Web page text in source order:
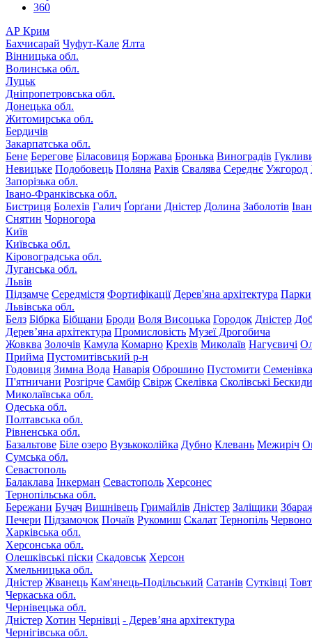
360
АР Крим
Бахчисарай Чуфут-Кале Ялта
Вінницька обл.
Волинська обл.
Луцьк
Дніпропетровська обл.
Донецька обл.
Житомирська обл.
Бердичів
Закарпатська обл.
Бене Берегове Біласовиця Боржава Бронька Виноградів
Невицьке Подобовець Поляна Рахів Свалява Середнє Ужгород
Запорізька обл.
Івано-Франківська обл.
Бистриця Болехів Галич Ґорґани Дністер Долина Заболотів
Снятин Чорногора
Київ
Київська обл.
Кіровоградська обл.
Луганська обл.
Львів
Підзамче Середмістя Фортифікації Дерев'яна архітектура Парки
Львівська обл.
Белз Бібрка Бібщани Броди Воля Висоцька Городок Дністер
Дерев’яна архітектура Промисловість Музеї Дрогобича
Жовква Золочів Камула Комарно Крехів Миколаїв Нагуєвичі
Прийма Пустомитівський р-н
Годовиця Зимна Вода Наварія Оброшино Пустомити Семенівка
П'ятничани Розгірче Самбір Свірж Скелівка Сколівські Бескиди
Миколаївська обл.
Одеська обл.
Полтавська обл.
Рівненська обл.
Базальтове Біле озеро Вузькоколійка Дубно Клевань Межиріч
Сумська обл.
Севастополь
Балаклава Інкерман Севастополь Херсонес
Тернопільська обл.
Бережани Бучач Вишнівець Гримайлів Дністер Заліщики
Печери Підзамочок Почаїв Рукомиш Скалат Тернопіль
Харківська обл.
Херсонська обл.
Олешківські піски Скадовськ Херсон
Хмельницька обл.
Дністер Жванець Кам'янець-Подільський Сатанів Сутківці
Черкаська обл.
Чернівецька обл.
Дністер Хотин Чернівці - Дерев’яна архітектура
Чернігівська обл.